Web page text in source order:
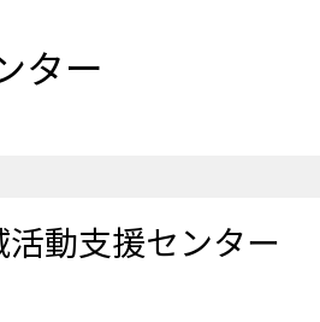
ター
活動支援センター